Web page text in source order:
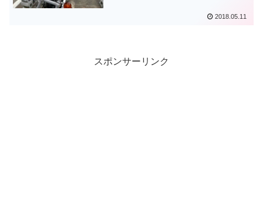
2018.05.11
スポンサーリンク